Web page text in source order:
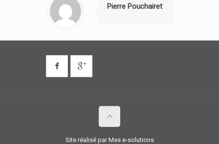
Pierre Pouchairet
Site réalisé par Mes e-solutions